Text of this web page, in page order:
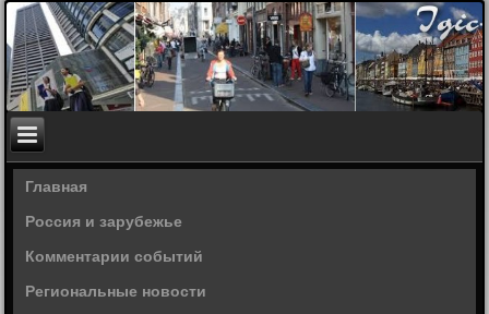
Главная
Россия и зарубежье
Комментарии событий
Региональные новости